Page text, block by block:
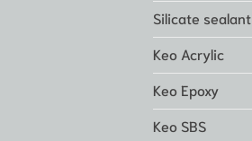
Silicate sealant
Keo Acrylic
Keo Epoxy
Keo SBS